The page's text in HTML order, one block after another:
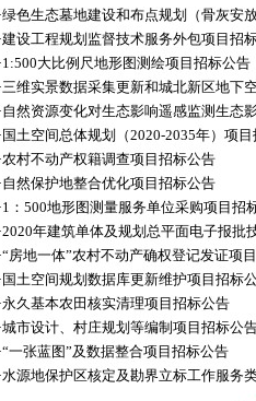
·绿色生态墓地建设和布点规划（骨灰安
·建设工程规划监督技术服务外包项目招
·1:500大比例尺地形图测绘项目招标公告
·三维实景数据采集更新和城北新区地下
·自然资源变化对生态影响遥感监测生态
· 国土空间总体规划（2020-2035年）项
·农村不动产权籍调查项目招标公告
·自然保护地整合优化项目招标公告
·1：500地形图测量服务单位采购项目招
·2020年建筑单体及规划总平面电子报批
·“房地一体”农村不动产确权登记发证项
· 国土空间规划数据库更新维护项目招标
·永久基本农田核实清理项目招标公告
·城市设计、村庄规划等编制项目招标公
·“一张蓝图”及数据整合项目招标公告
·水源地保护区核定及勘界立标工作服务